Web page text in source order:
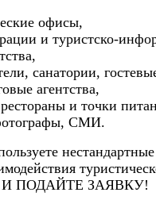
офисы,
и туристско-
санатории,
агентства,
рестораны и точки
СМИ.
ПОДАЙТЕ ЗАЯВКУ!